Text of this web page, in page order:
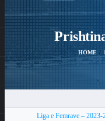
HOME
Liga e Femrave – 2023-